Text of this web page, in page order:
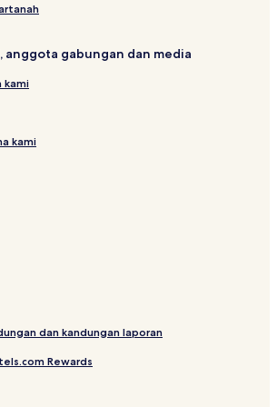
anggota gabungan dan media
kami
kami
dan kandungan laporan
Rewards